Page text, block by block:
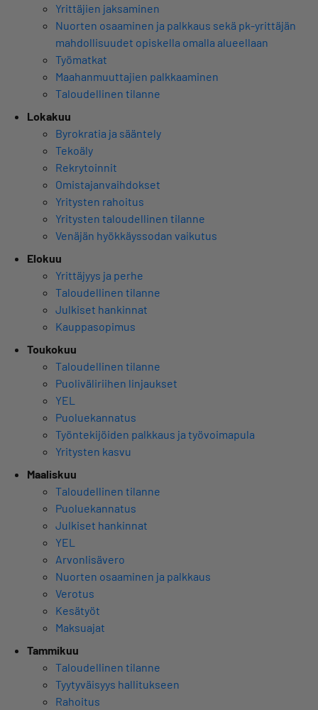
Yrittäjien jaksaminen
Nuorten osaaminen ja palkkaus sekä pk-yrittäjän
mahdollisuudet opiskella omalla alueellaan
Työmatkat
Maahanmuuttajien palkkaaminen
Taloudellinen tilanne
Lokakuu
Byrokratia ja sääntely
Tekoäly
Rekrytoinnit
Omistajanvaihdokset
Yritysten rahoitus
Yritysten taloudellinen tilanne
Venäjän hyökkäyssodan vaikutus
Elokuu
Yrittäjyys ja perhe
Taloudellinen tilanne
Julkiset hankinnat
Kauppasopimus
Toukokuu
Taloudellinen tilanne
Puoliväliriihen linjaukset
YEL
Puoluekannatus
Työntekijöiden palkkaus ja työvoimapula
Yritysten kasvu
Maaliskuu
Taloudellinen tilanne
Puoluekannatus
Julkiset hankinnat
YEL
Arvonlisävero
Nuorten osaaminen ja palkkaus
Verotus
Kesätyöt
Maksuajat
Tammikuu
Taloudellinen tilanne
Tyytyväisyys hallitukseen
Rahoitus